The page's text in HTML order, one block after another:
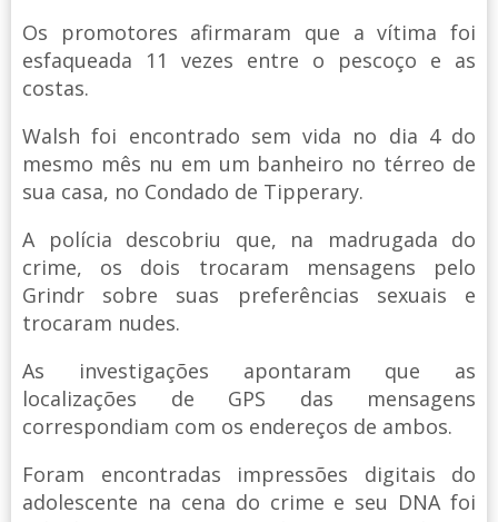
Os promotores afirmaram que a vítima foi
esfaqueada 11 vezes entre o pescoço e as
costas.
Walsh foi encontrado sem vida no dia 4 do
mesmo mês nu em um banheiro no térreo de
sua casa, no Condado de Tipperary.
A polícia descobriu que, na madrugada do
crime, os dois trocaram mensagens pelo
Grindr sobre suas preferências sexuais e
trocaram nudes.
As investigações apontaram que as
localizações de GPS das mensagens
correspondiam com os endereços de ambos.
Foram encontradas impressões digitais do
adolescente na cena do crime e seu DNA foi